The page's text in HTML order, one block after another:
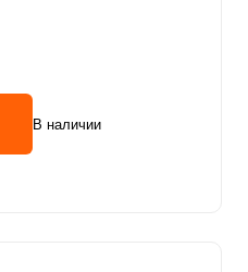
В наличии